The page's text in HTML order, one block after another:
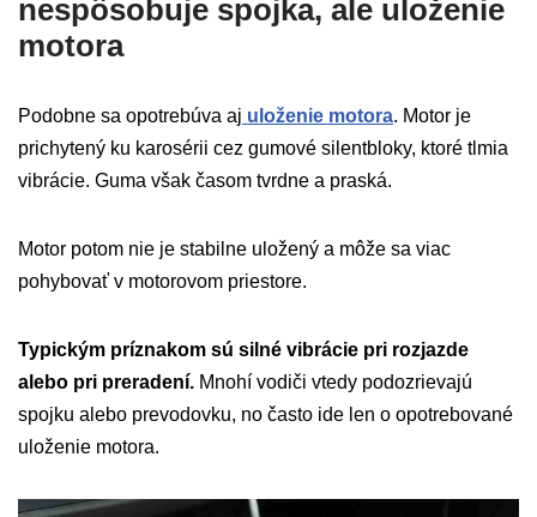
nespôsobuje spojka, ale uloženie
motora
Podobne sa opotrebúva aj uloženie motora. Motor je
prichytený ku karosérii cez gumové silentbloky, ktoré tlmia
vibrácie. Guma však časom tvrdne a praská.
Motor potom nie je stabilne uložený a môže sa viac
pohybovať v motorovom priestore.
Typickým príznakom sú silné vibrácie pri rozjazde
alebo pri preradení. Mnohí vodiči vtedy podozrievajú
spojku alebo prevodovku, no často ide len o opotrebované
uloženie motora.